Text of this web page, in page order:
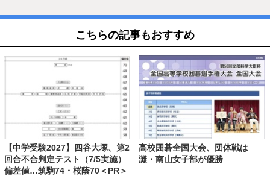
こちらの記事もおすすめ
【中学受験2027】四谷大塚、第2
回合不合判定テスト（7/5実施）
偏差値…筑駒74・桜蔭70＜PR＞
高校囲碁全国大会、団体戦は
灘・南山女子部が優勝